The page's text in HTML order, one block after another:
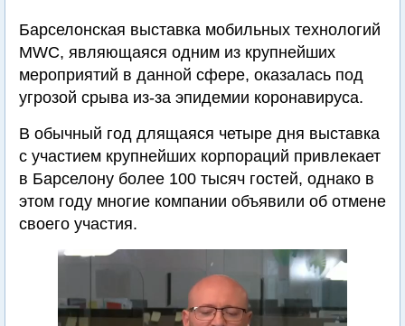
Барселонская выставка мобильных технологий
MWC, являющаяся одним из крупнейших
мероприятий в данной сфере, оказалась под
угрозой срыва из-за эпидемии коронавируса.
В обычный год длящаяся четыре дня выставка
с участием крупнейших корпораций привлекает
в Барселону более 100 тысяч гостей, однако в
этом году многие компании объявили об отмене
своего участия.